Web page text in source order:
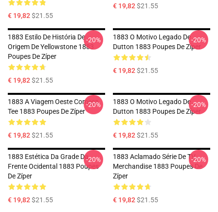
€ 19,82$21.55
€ 19,82$21.55
1883 Estilo De História De
Origem De Yellowstone 1883
Poupes De Zíper
€ 19,82$21.55
-20%
1883 O Motivo Legado De
Dutton 1883 Poupes De Zíper
€ 19,82$21.55
-20%
1883 A Viagem Oeste Começa
Tee 1883 Poupes De Zíper
€ 19,82$21.55
-20%
1883 O Motivo Legado De
Dutton 1883 Poupes De Zíper
€ 19,82$21.55
-20%
1883 Estética Da Grade Da
Frente Ocidental 1883 Poupes
De Zíper
€ 19,82$21.55
-20%
1883 Aclamado Série De TV
Merchandise 1883 Poupes De
Zíper
€ 19,82$21.55
-20%